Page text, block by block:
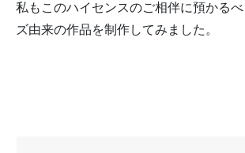
私もこのハイセンスのご相伴に預かる
ズ由来の作品を制作してみました。